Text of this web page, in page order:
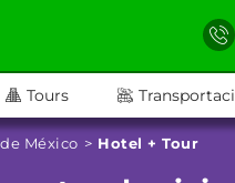
Tours
México Hotel + Tour